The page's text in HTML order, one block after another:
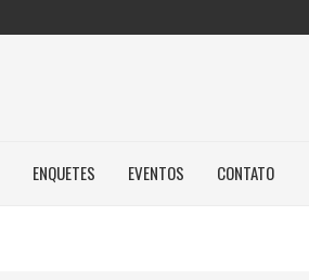
ENQUETES EVENTOS CONTATO